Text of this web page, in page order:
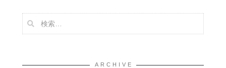
ARCHIVE